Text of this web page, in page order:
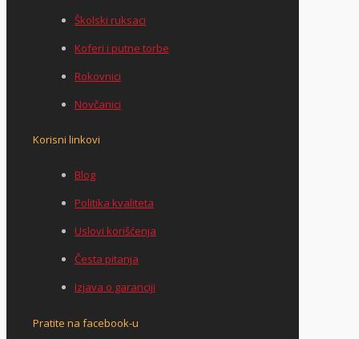
Školski ruksaci
Koferi i putne torbe
Rokovnici
Novčanici
Korisni linkovi
Blog
Politika kvaliteta
Uslovi korišćenja
Česta pitanja
Izjava o garanciji
Pratite na facebook-u